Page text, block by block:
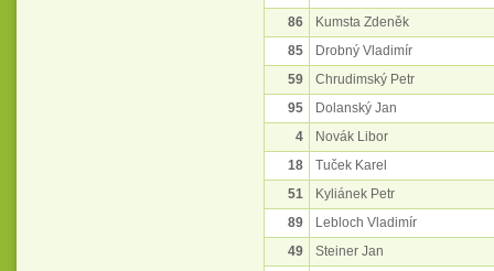
86
Kumsta Zdeněk
85
Drobný Vladimír
59
Chrudimský Petr
95
Dolanský Jan
4
Novák Libor
18
Tuček Karel
51
Kyliánek Petr
89
Lebloch Vladimír
49
Steiner Jan